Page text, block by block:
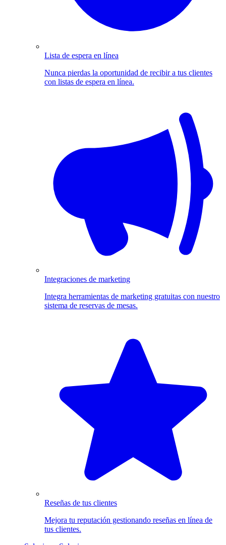
Lista de espera en línea
Nunca pierdas la oportunidad de recibir a tus clientes
con listas de espera en línea.
Integraciones de marketing
Integra herramientas de marketing gratuitas con nuestro
sistema de reservas de mesas.
Reseñas de tus clientes
Mejora tu reputación gestionando reseñas en línea de
tus clientes.